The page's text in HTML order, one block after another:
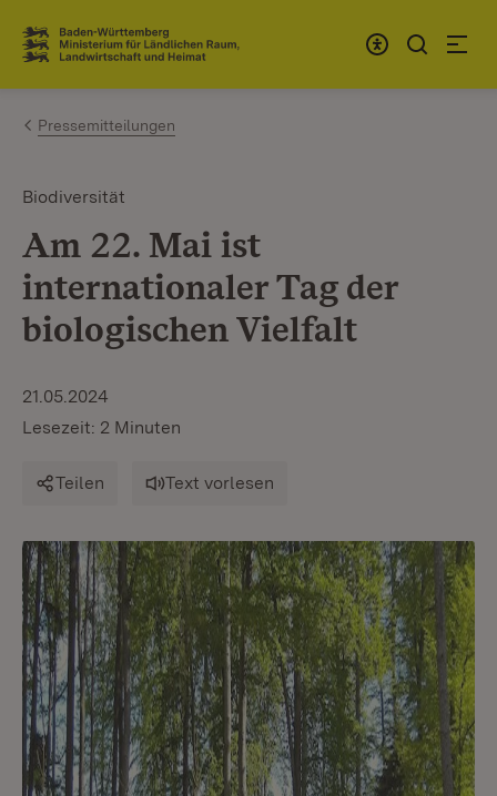
Zum Inhalt springen
Link zur Startseite
Pressemitteilungen
Biodiversität
Am 22. Mai ist
internationaler Tag der
biologischen Vielfalt
21.05.2024
Lesezeit: 2 Minuten
Teilen Text vorlesen